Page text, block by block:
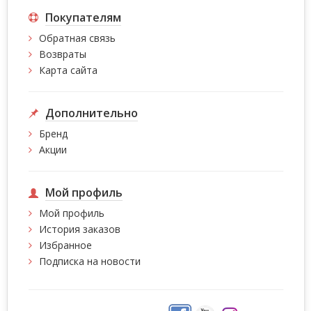
Покупателям
Обратная связь
Возвраты
Карта сайта
Дополнительно
Бренд
Акции
Мой профиль
Мой профиль
История заказов
Избранное
Подписка на новости